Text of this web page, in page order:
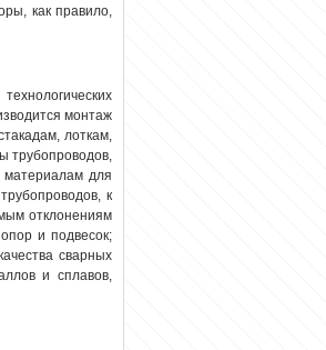
как правило,
монтаж
лоткам,
трубопроводов,
для
к
отклонениям
и подвесок;
сварных
и сплавов,